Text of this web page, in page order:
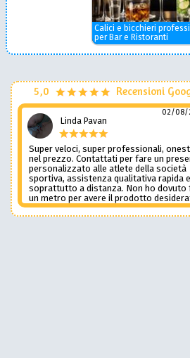
Calici e bicchieri
per Bar e Ristoranti
5,0 Recensioni
Linda Pavan
02/08/
Super veloci, super professionali,
nel prezzo. Contattati per fare un
personalizzato alle atlete della società
sportiva, assistenza qualitativa rapida e
soprattutto a distanza. Non ho dovuto
un metro per avere il prodotto
Una assistenza del genere è rara e
preziosa. Credo li contatterò ancora in